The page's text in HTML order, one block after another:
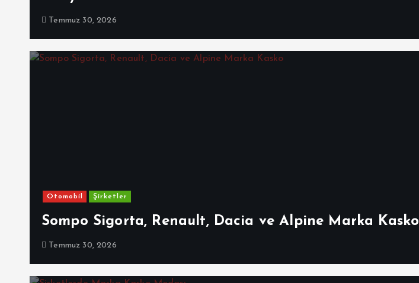
Temmuz 30, 2026
Otomobil Şirketler
Sompo Sigorta, Renault, Dacia ve Alpine Marka Kasko
Temmuz 30, 2026